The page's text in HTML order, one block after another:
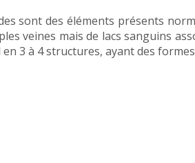
sont des éléments présents
veines mais de lacs sanguins
3 à 4 structures, ayant des